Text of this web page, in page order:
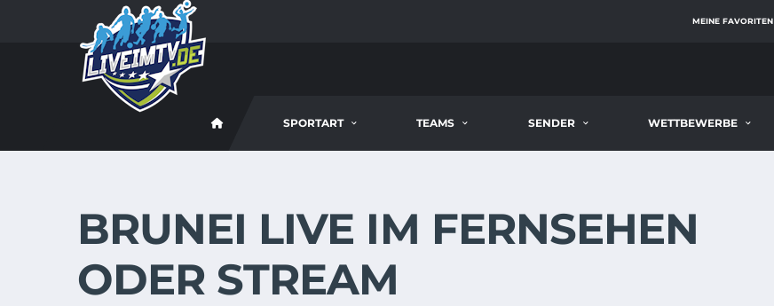
MEINE FAVORITEN
SPORTART TEAMS SENDER WETTBEWERBE
BRUNEI LIVE IM FERNSEHEN
ODER STREAM